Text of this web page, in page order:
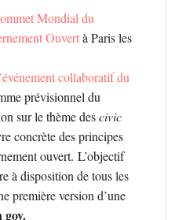
Mondial du
Ouvertà Paris les
collaboratif du
prévisionnel du
sur le thème descivic
concrète des principes
ouvert. L’objectif
à disposition de tous les
première version d’une
gov.